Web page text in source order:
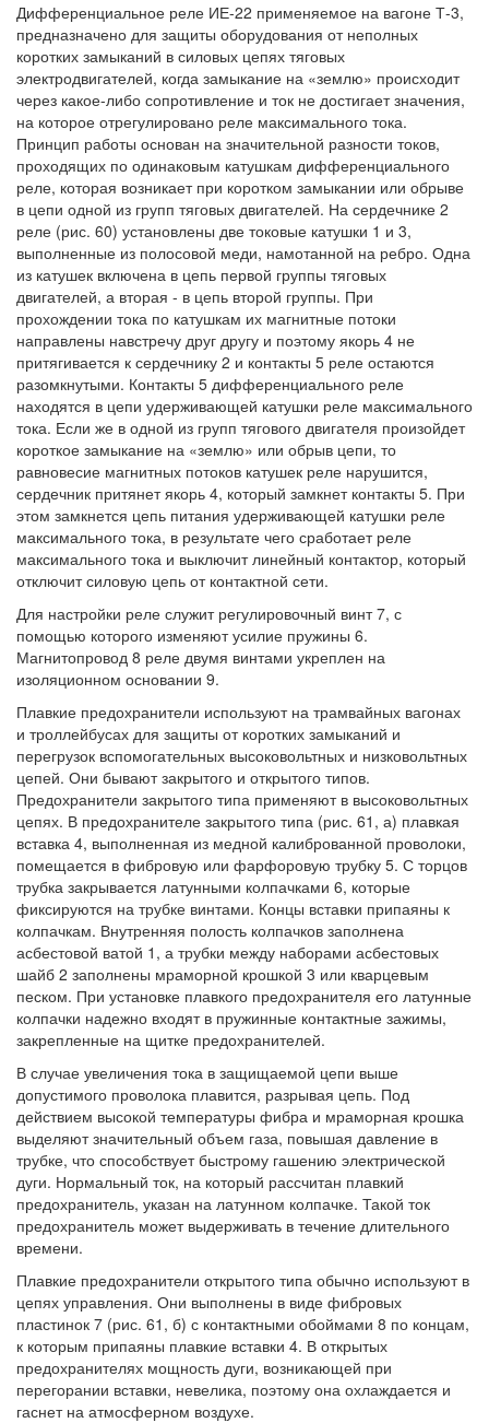
Дифференциальное реле ИЕ-22 применяемое на вагоне Т-3,
предназначено для защиты оборудования от неполных
коротких замыканий в силовых цепях тяговых
электродвигателей, когда замыкание на «землю» происходит
через какое-либо сопротивление и ток не достигает значения,
на которое отрегулировано реле максимального тока.
Принцип работы основан на значительной разности токов,
проходящих по одинаковым катушкам дифференциального
реле, которая возникает при коротком замыкании или обрыве
в цепи одной из групп тяговых двигателей. На сердечнике 2
реле (рис. 60) установлены две токовые катушки 1 и 3,
выполненные из полосовой меди, намотанной на ребро. Одна
из катушек включена в цепь первой группы тяговых
двигателей, а вторая - в цепь второй группы. При
прохождении тока по катушкам их магнитные потоки
направлены навстречу друг другу и поэтому якорь 4 не
притягивается к сердечнику 2 и контакты 5 реле остаются
разомкнутыми. Контакты 5 дифференциального реле
находятся в цепи удерживающей катушки реле максимального
тока. Если же в одной из групп тягового двигателя произойдет
короткое замыкание на «землю» или обрыв цепи, то
равновесие магнитных потоков катушек реле нарушится,
сердечник притянет якорь 4, который замкнет контакты 5. При
этом замкнется цепь питания удерживающей катушки реле
максимального тока, в результате чего сработает реле
максимального тока и выключит линейный контактор, который
отключит силовую цепь от контактной сети.
Для настройки реле служит регулировочный винт 7, с
помощью которого изменяют усилие пружины 6.
Магнитопровод 8 реле двумя винтами укреплен на
изоляционном основании 9.
Плавкие предохранители используют на трамвайных вагонах
и троллейбусах для защиты от коротких замыканий и
перегрузок вспомогательных высоковольтных и низковольтных
цепей. Они бывают закрытого и открытого типов.
Предохранители закрытого типа применяют в высоковольтных
цепях. В предохранителе закрытого типа (рис. 61, а) плавкая
вставка 4, выполненная из медной калиброванной проволоки,
помещается в фибровую или фарфоровую трубку 5. С торцов
трубка закрывается латунными колпачками 6, которые
фиксируются на трубке винтами. Концы вставки припаяны к
колпачкам. Внутренняя полость колпачков заполнена
асбестовой ватой 1, а трубки между наборами асбестовых
шайб 2 заполнены мраморной крошкой 3 или кварцевым
песком. При установке плавкого предохранителя его латунные
колпачки надежно входят в пружинные контактные зажимы,
закрепленные на щитке предохранителей.
В случае увеличения тока в защищаемой цепи выше
допустимого проволока плавится, разрывая цепь. Под
действием высокой температуры фибра и мраморная крошка
выделяют значительный объем газа, повышая давление в
трубке, что способствует быстрому гашению электрической
дуги. Нормальный ток, на который рассчитан плавкий
предохранитель, указан на латунном колпачке. Такой ток
предохранитель может выдерживать в течение длительного
времени.
Плавкие предохранители открытого типа обычно используют в
цепях управления. Они выполнены в виде фибровых
пластинок 7 (рис. 61, б) с контактными обоймами 8 по концам,
к которым припаяны плавкие вставки 4. В открытых
предохранителях мощность дуги, возникающей при
перегорании вставки, невелика, поэтому она охлаждается и
гаснет на атмосферном воздухе.